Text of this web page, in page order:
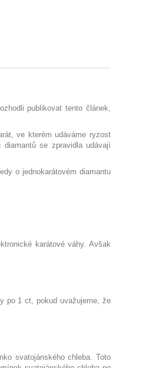
publikovat tento článek,
ve kterém udáváme ryzost
se zpravidla udávají
o jednokarátovém diamantu
karátové váhy. Avšak
po 1 ct, pokud uvažujeme, že
svatojánského chleba. Toto